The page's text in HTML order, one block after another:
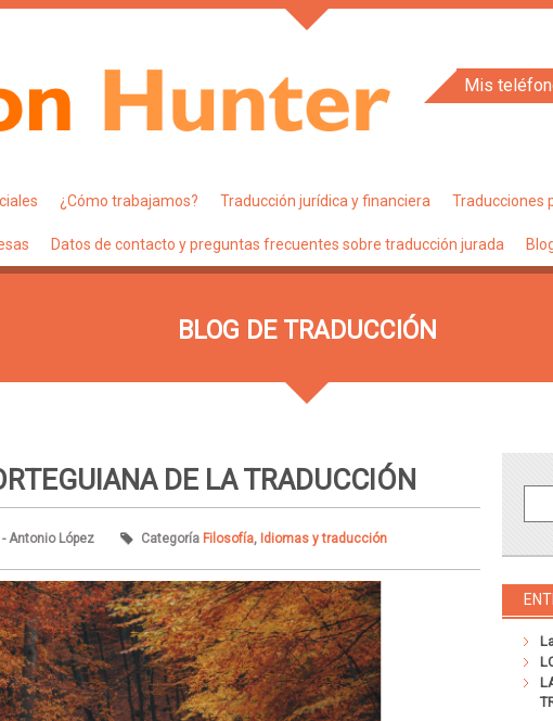
Mis
¿Cómo trabajamos? Traducción jurídica y financiera Traducciones
Datos de contacto y preguntas frecuentes sobre traducción jurada
BLOG DE TRADUCCIÓN
DE LA TRADUCCIÓN
Antonio López Categoría Filosofía, Idiomas y traducción